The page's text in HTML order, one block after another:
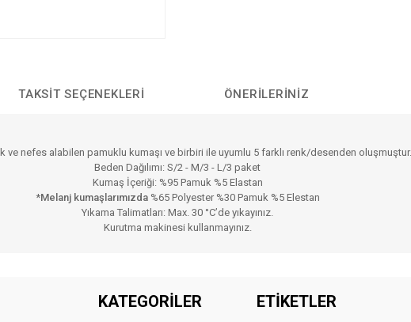
TAKSIT SEÇENEKLERI ÖNERILERINIZ
ve nefes alabilen pamuklu kumaşı ve birbiri ile uyumlu 5 farklı renk/desenden oluşmuştur.
Beden Dağılımı: S/2 - M/3 - L/3 paket
Kumaş İçeriği: %95 Pamuk %5 Elastan
*Melanj kumaşlarımızda%65 Polyester %30 Pamuk %5 Elestan
Yıkama Talimatları: Max. 30 °C’de yıkayınız.
Kurutma makinesi kullanmayınız.
Bu ürüne ilk yorumu siz yapın!
KATEGORİLER ETİKETLER